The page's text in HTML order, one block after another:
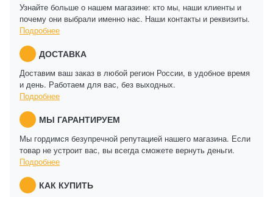
Узнайте больше о нашем магазине: кто мы, наши клиенты и
почему они выбрали именно нас. Наши контакты и реквизиты.
Подробнее
ДОСТАВКА
Доставим ваш заказ в любой регион России, в удобное время
и день. Работаем для вас, без выходных.
Подробнее
МЫ ГАРАНТИРУЕМ
Мы гордимся безупречной репутацией нашего магазина. Если
товар не устроит вас, вы всегда сможете вернуть деньги.
Подробнее
КАК КУПИТЬ